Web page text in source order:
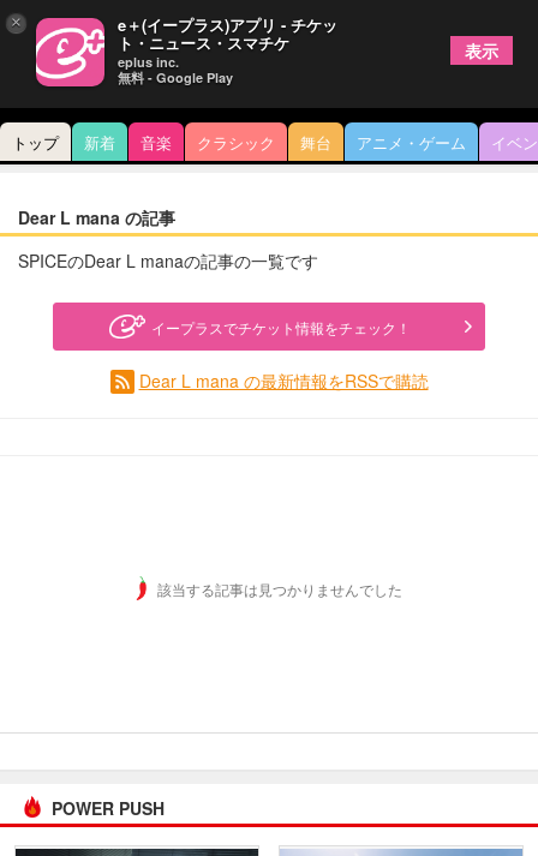
トップ 新着 音楽 クラシック 舞台 アニメ・ゲーム イベ
Dear L mana の記事
SPICEのDear L manaの記事の一覧です
イープラスでチケット情報をチェック！
Dear L mana の最新情報をRSSで購読
該当する記事は見つかりませんでした
POWER PUSH
× e＋(イープラス)アプリ - チケッ
ト・ニュース・スマチケ
eplus inc.
無料 - Google Play
表示